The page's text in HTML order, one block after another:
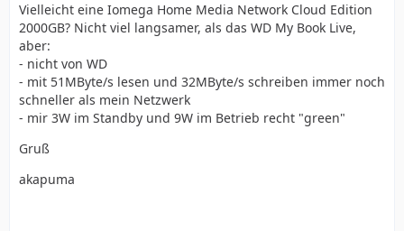
Vielleicht eine Iomega Home Media Network Cloud Edition
2000GB? Nicht viel langsamer, als das WD My Book Live,
aber:
- nicht von WD
- mit 51MByte/s lesen und 32MByte/s schreiben immer noch
schneller als mein Netzwerk
- mir 3W im Standby und 9W im Betrieb recht "green"
Gruß
akapuma